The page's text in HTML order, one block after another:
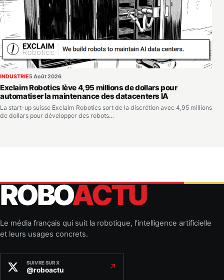
INDUSTRIE5 Août 2026
Exclaim Robotics lève 4,95 millions de dollars pour
automatiser la maintenance des datacenters IA
La start-up suisse Exclaim Robotics sort de la discrétion avec 4,95 millions
de dollars pour développer des robots…
ROBOACTU
Le média français qui suit la robotique, l’intelligence artificielle
et leurs usages concrets.
SUIVRE SUR X
@roboactu ↗